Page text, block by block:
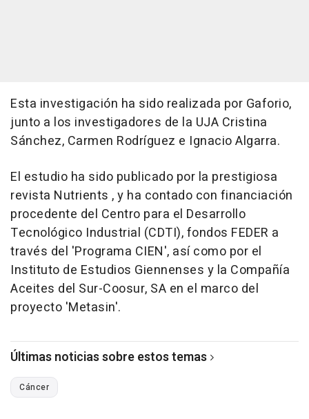
Esta investigación ha sido realizada por Gaforio,
junto a los investigadores de la UJA Cristina
Sánchez, Carmen Rodríguez e Ignacio Algarra.
El estudio ha sido publicado por la prestigiosa
revista Nutrients , y ha contado con financiación
procedente del Centro para el Desarrollo
Tecnológico Industrial (CDTI), fondos FEDER a
través del 'Programa CIEN', así como por el
Instituto de Estudios Giennenses y la Compañía
Aceites del Sur-Coosur, SA en el marco del
proyecto 'Metasin'.
Últimas noticias sobre estos temas
Cáncer